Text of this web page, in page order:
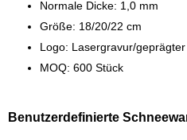
Normale Dicke: 1,0 mm
Größe: 18/20/22 cm
Logo: Lasergravur/
MOQ: 600 Stück
Benutzerdefinierte